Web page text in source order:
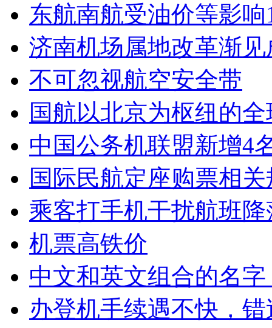
东航南航受油价等影
济南机场属地改革渐
不可忽视航空安全带
国航以北京为枢纽的
中国公务机联盟新增4
国际民航定座购票相
乘客打手机干扰航班
机票高铁价
中文和英文组合的名
办登机手续遇不快，